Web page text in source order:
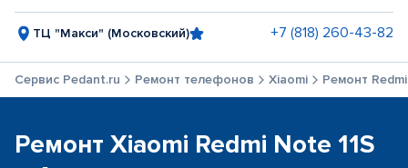
ТЦ "Макси" (Московский) +7 (818) 260-43-82
Сервис Pedant.ru Ремонт телефонов Xiaomi Ремонт
Ремонт Xiaomi Redmi Note 11S